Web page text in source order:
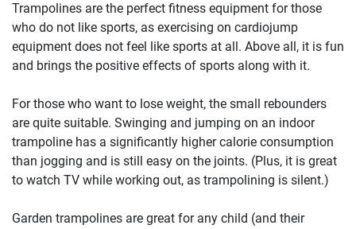
Trampolines are the perfect fitness equipment for those
who do not like sports, as exercising on cardiojump
equipment does not feel like sports at all. Above all, it is fun
and brings the positive effects of sports along with it.
For those who want to lose weight, the small rebounders
are quite suitable. Swinging and jumping on an indoor
trampoline has a significantly higher calorie consumption
than jogging and is still easy on the joints. (Plus, it is great
to watch TV while working out, as trampolining is silent.)
Garden trampolines are great for any child (and their